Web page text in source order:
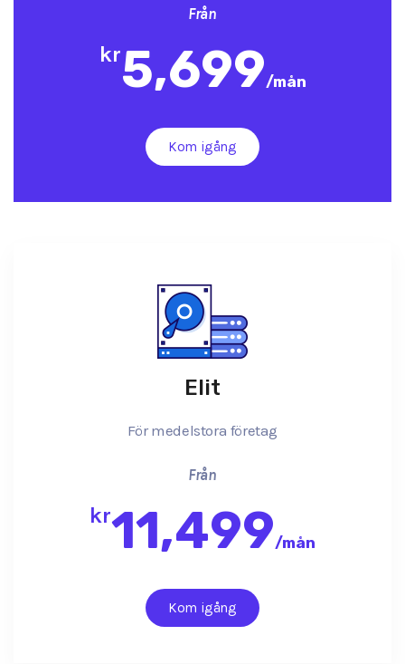
Från
kr5,699/mån
Kom igång
Elit
För medelstora företag
Från
kr11,499/mån
Kom igång